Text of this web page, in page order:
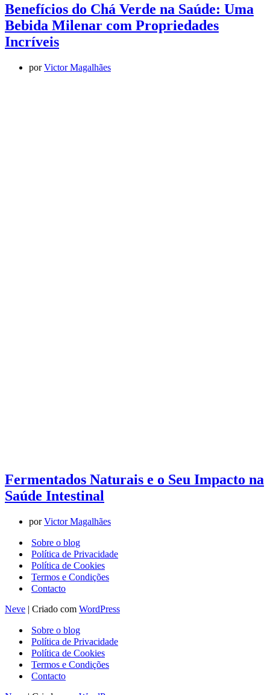
Benefícios do Chá Verde na Saúde: Uma
Bebida Milenar com Propriedades
Incríveis
porVictor Magalhães
Fermentados Naturais e o Seu Impacto na
Saúde Intestinal
porVictor Magalhães
Sobre o blog
Política de Privacidade
Política de Cookies
Termos e Condições
Contacto
Neve | Criado com WordPress
Sobre o blog
Política de Privacidade
Política de Cookies
Termos e Condições
Contacto